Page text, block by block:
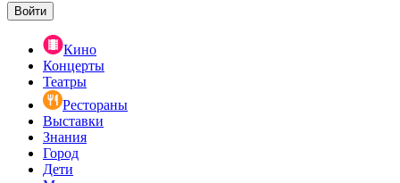
Войти
Кино
Концерты
Театры
Рестораны
Выставки
Знания
Город
Дети